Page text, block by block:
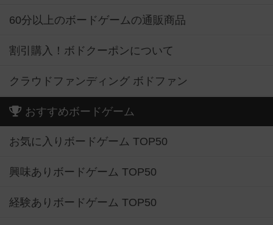
60分以上のボードゲームの通販商品
割引購入！ボドクーポンについて
クラウドファンディング ボドファン
おすすめボードゲーム
お気に入りボードゲーム TOP50
興味ありボードゲーム TOP50
経験ありボードゲーム TOP50